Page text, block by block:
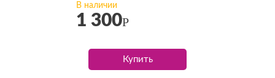
В наличии
1 300Р
Купить